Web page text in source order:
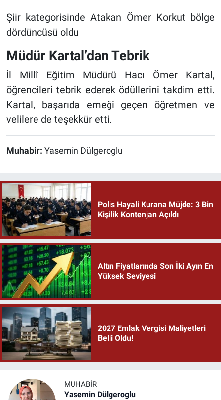
Şiir kategorisinde Atakan Ömer Korkut bölge
dördüncüsü oldu
Müdür Kartal’dan Tebrik
İl Millî Eğitim Müdürü Hacı Ömer Kartal,
öğrencileri tebrik ederek ödüllerini takdim etti.
Kartal, başarıda emeği geçen öğretmen ve
velilere de teşekkür etti.
Muhabir: Yasemin Dülgeroglu
Polis Hayali Kurana Müjde: 3 Bin
Kişilik Kontenjan Açıldı
Altın Fiyatlarında Son İki Ayın En
Yüksek Seviyesi
2027 Emlak Vergisi Maliyetleri
Belli Oldu!
MUHABIR
Yasemin Dülgeroglu